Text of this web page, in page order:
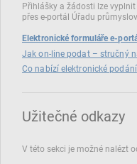
Přihlášky a žádosti lze
přes e‑portál Úřadu
Elektronické formuláře e-
Jak on-line podat – stručný
Co nabízí elektronické podání
Užitečné odkazy
V této sekci je možné nalézt